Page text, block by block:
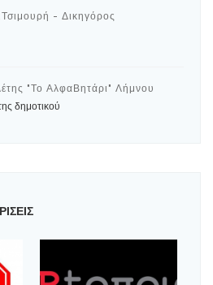
- Δικηγόρος
"Το ΑλφαΒητάρι" Λήμνου
δημοτικού